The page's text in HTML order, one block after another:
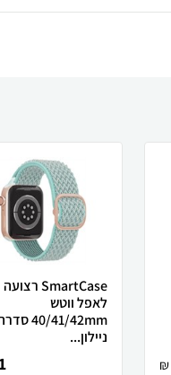
₪
SmartCase רצועה
לאפל ווטש
ניילון...